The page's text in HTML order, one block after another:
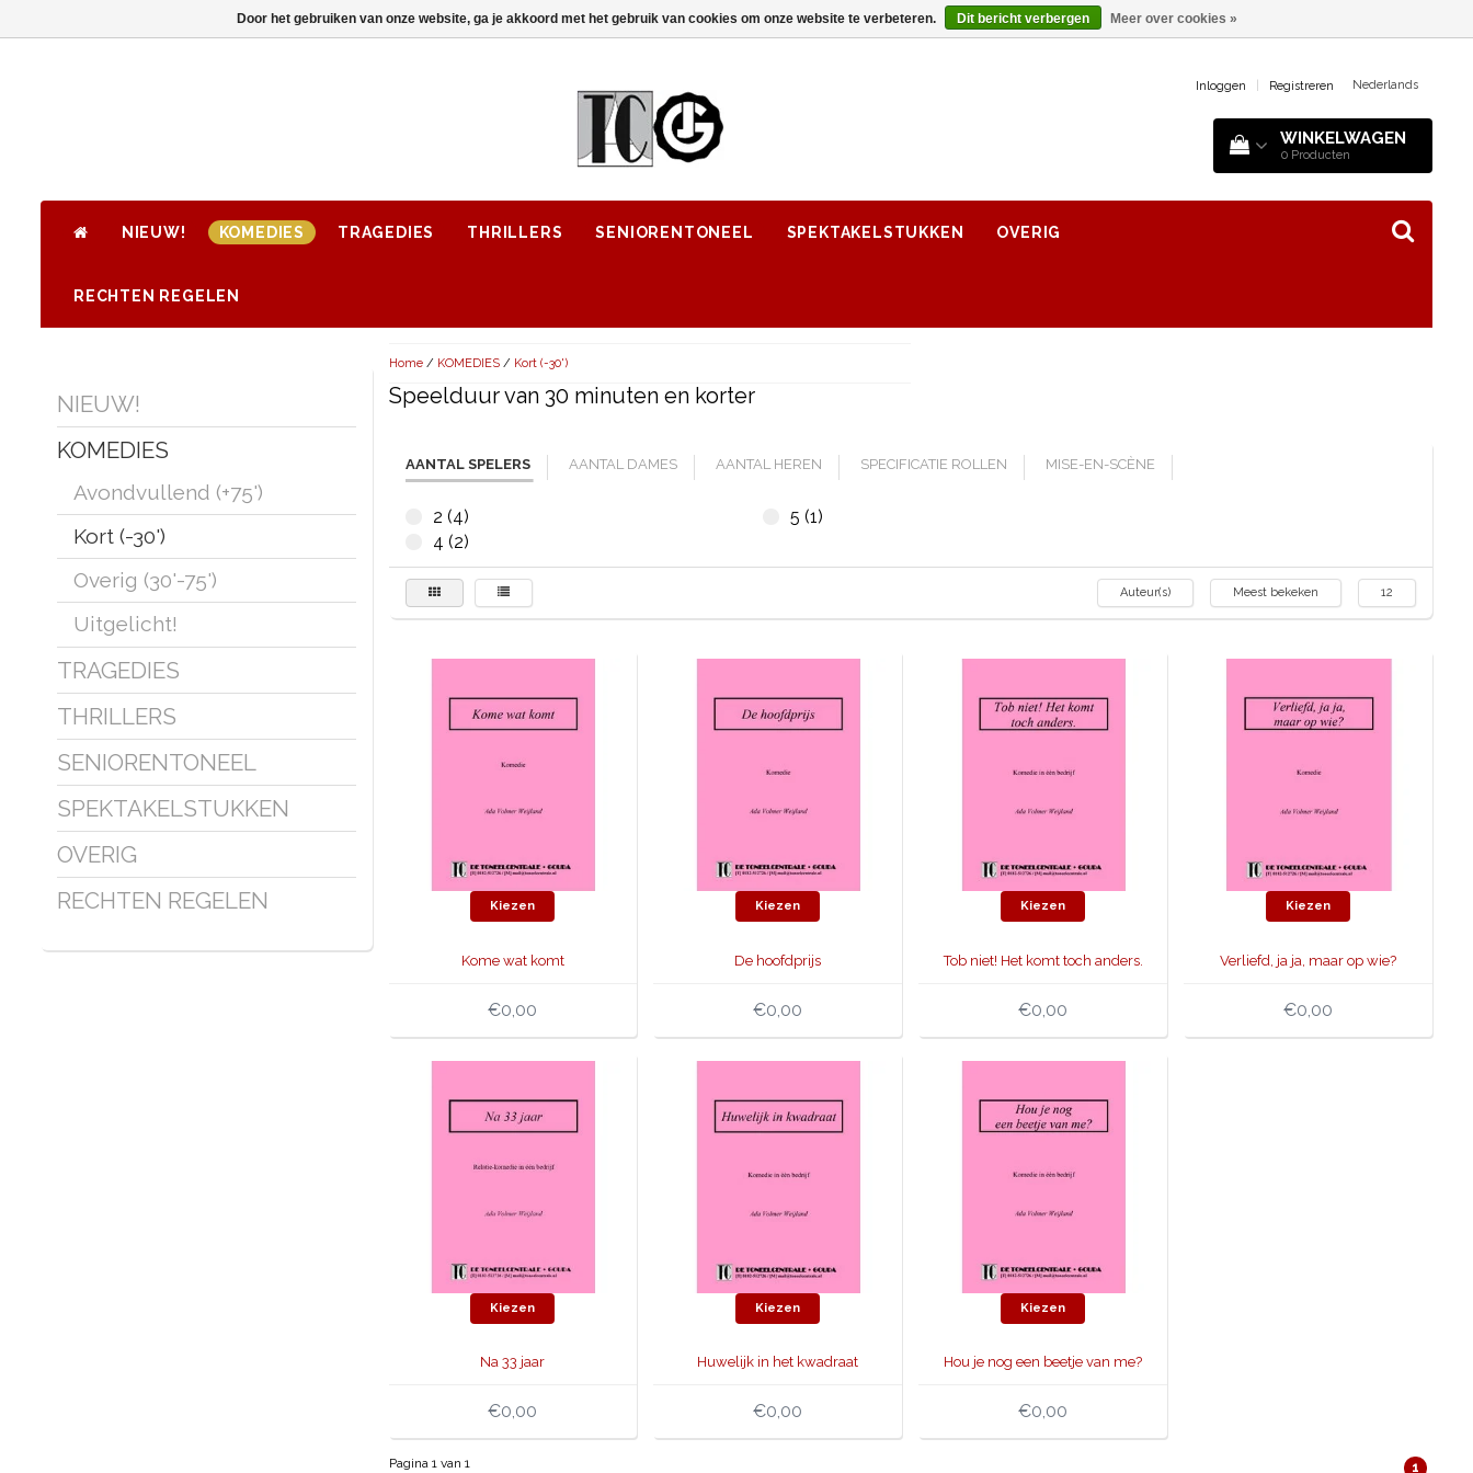
Inloggen Registreren Nederlands
WINKELWAGEN
0 Producten
NIEUW! KOMEDIES TRAGEDIES THRILLERS SENIORENTONEEL SPEKTAKELSTUKKEN OVERIG
RECHTEN REGELEN
NIEUW!
KOMEDIES
Avondvullend (+75')
Kort (-30')
Overig (30'-75')
Uitgelicht!
TRAGEDIES
THRILLERS
SENIORENTONEEL
SPEKTAKELSTUKKEN
OVERIG
RECHTEN REGELEN
Home/ KOMEDIES/ Kort (-30')
Speelduur van 30 minuten en korter
AANTAL SPELERS AANTAL DAMES AANTAL HEREN SPECIFICATIE ROLLEN MISE-EN-SCÈNE
2 (4)
4 (2)
5 (1)
Auteur(s) Meest bekeken 12
Kiezen
Kome wat komt
€0,00
Kiezen
De hoofdprijs
€0,00
Kiezen
Tob niet! Het komt toch anders.
€0,00
Kiezen
Verliefd, ja ja, maar op wie?
€0,00
Kiezen
Na 33 jaar
€0,00
Kiezen
Huwelijk in het kwadraat
€0,00
Kiezen
Hou je nog een beetje van me?
€0,00
Pagina 1 van 1 1
Door het gebruiken van onze website, ga je akkoord met het gebruik van cookies om onze website te verbeteren. Dit bericht verbergen Meer over cookies »